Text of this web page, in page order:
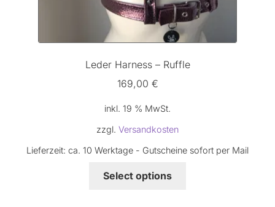
Leder Harness – Ruffle
169,00 €
inkl. 19 % MwSt.
zzgl. Versandkosten
Lieferzeit: ca. 10 Werktage - Gutscheine sofort per Mail
Select options